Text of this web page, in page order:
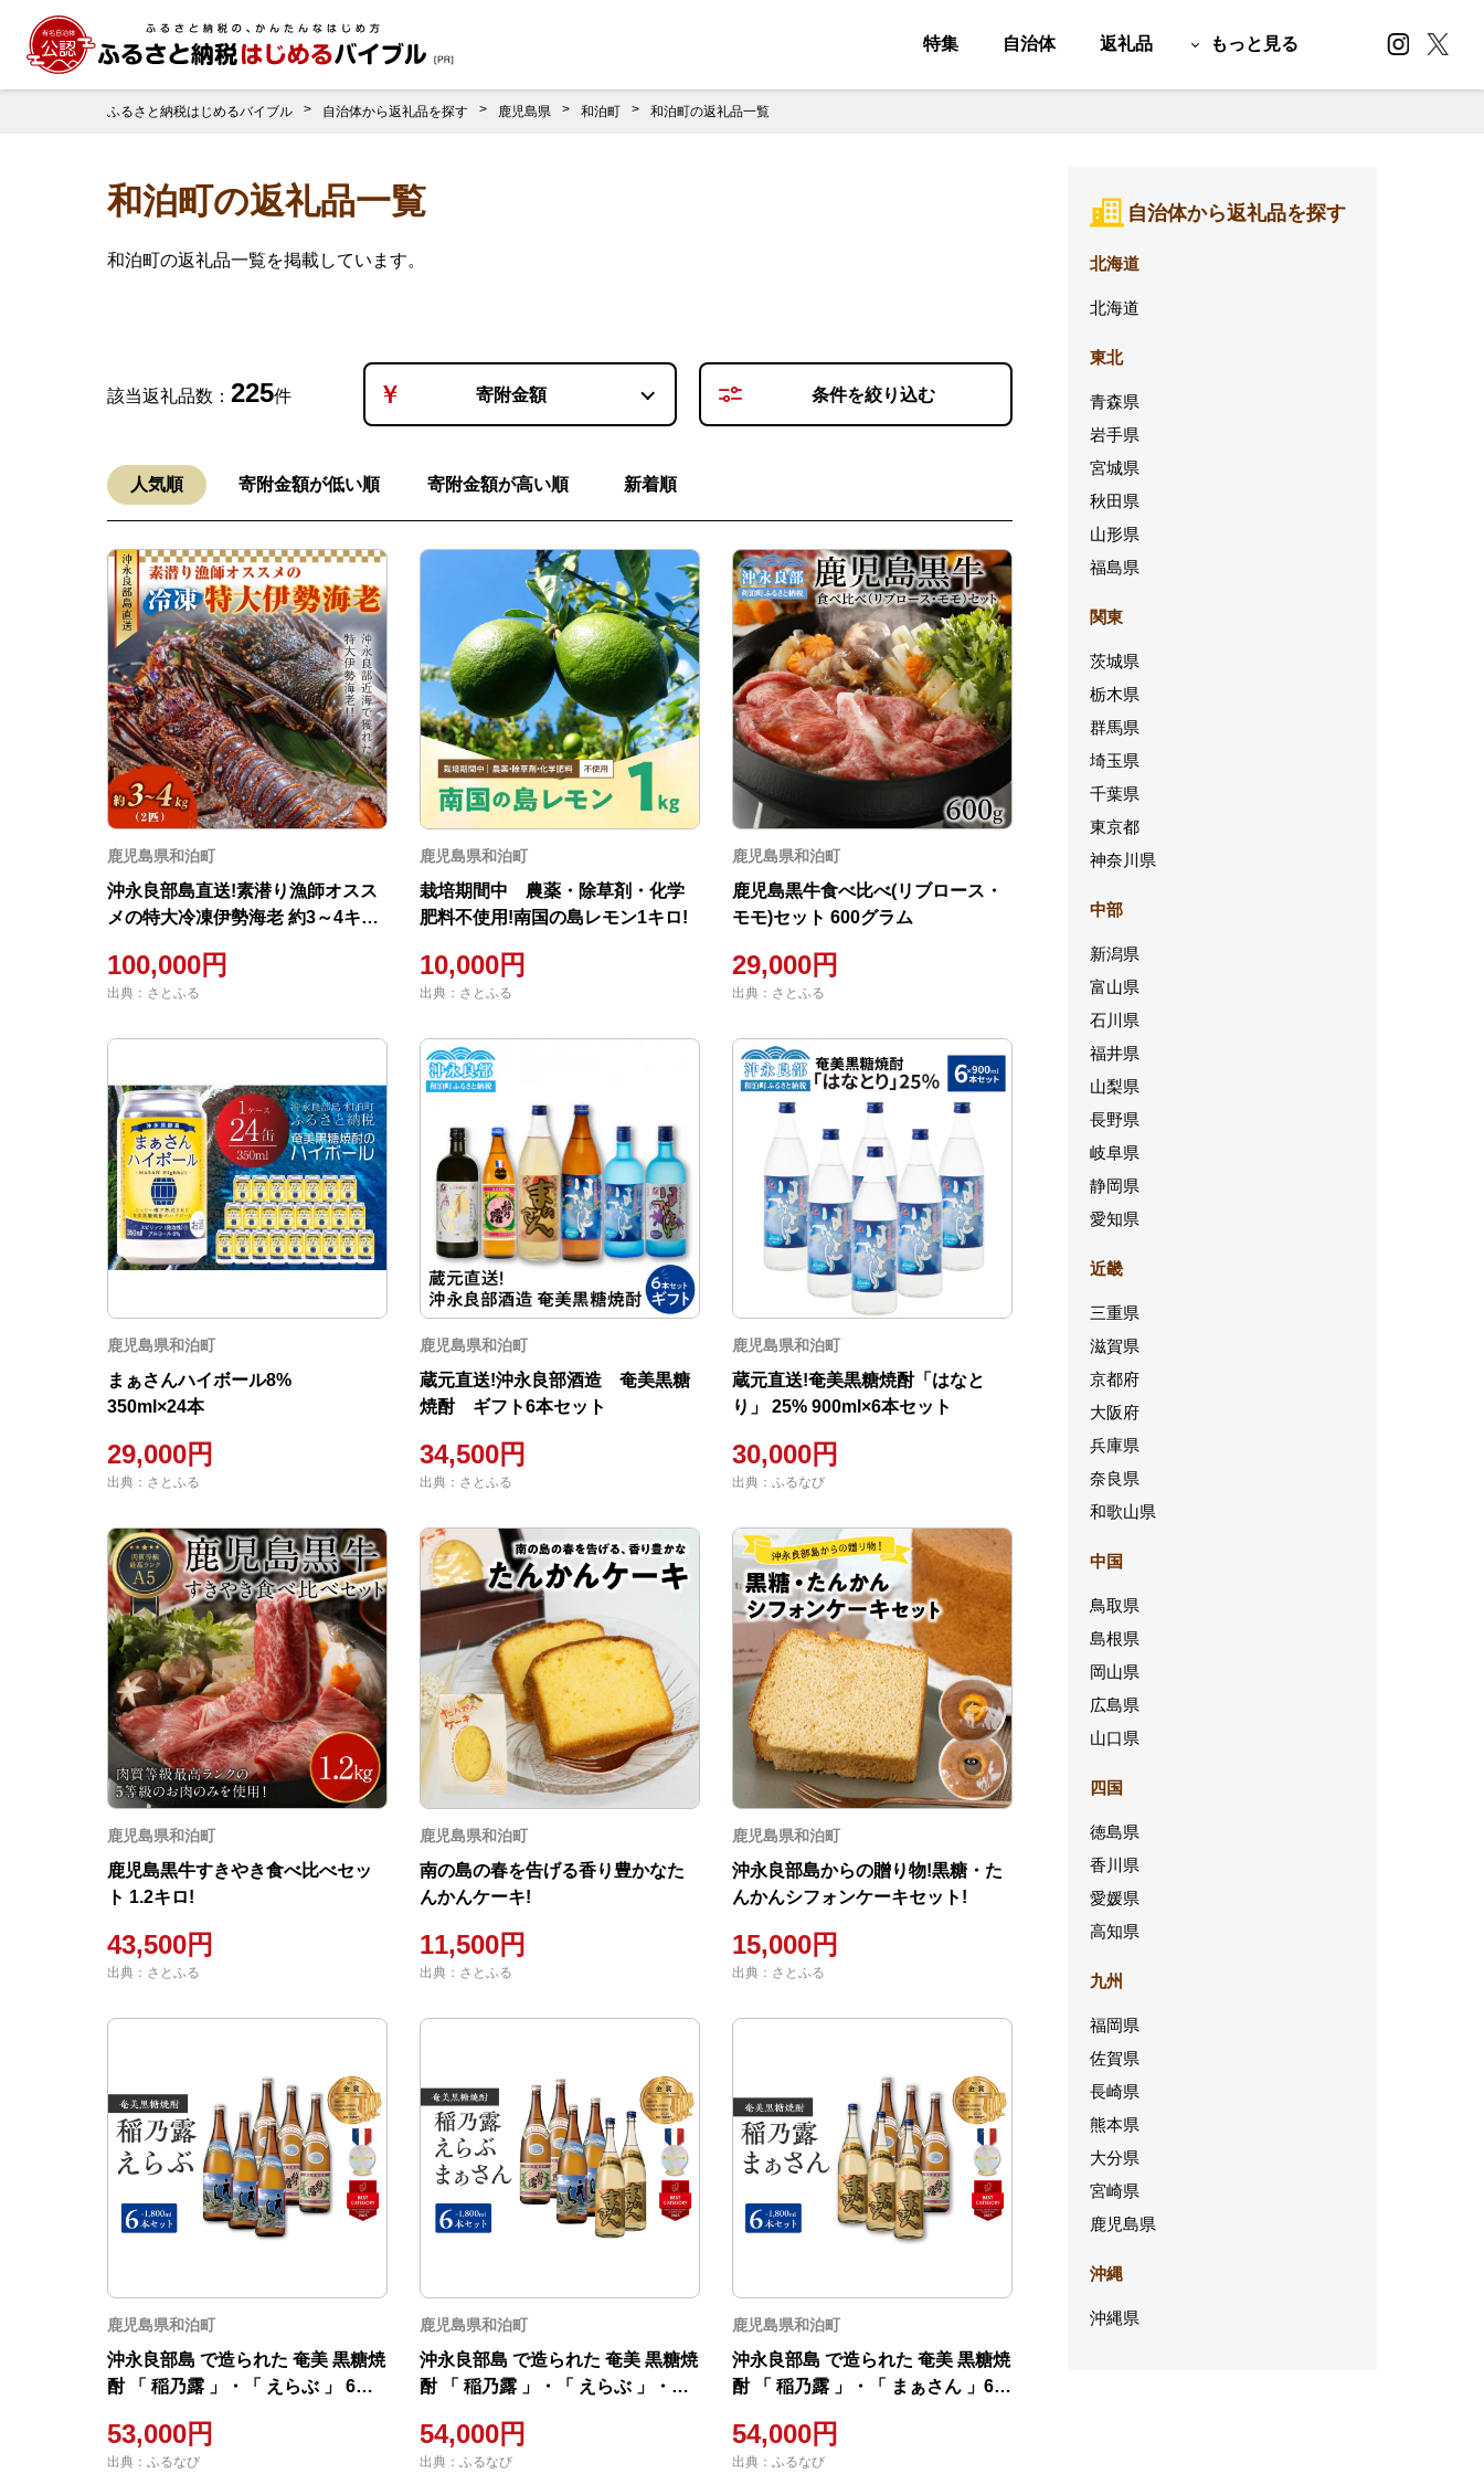
特集 自治体 返礼品 もっと見る
ふるさと納税はじめるバイブル 自治体から返礼品を探す 鹿児島県 和泊町 和泊町の返礼品一覧
和泊町の返礼品一覧
和泊町の返礼品一覧を掲載しています。
該当返礼品数： 225件 寄附金額 条件を絞り込む
人気順 寄附金額が低い順 寄附金額が高い順 新着順
鹿児島県和泊町
沖永良部島直送!素潜り漁師オスス
メの特大冷凍伊勢海老 約3～4キロ
100,000円
出典：さとふる
鹿児島県和泊町
栽培期間中 農薬・除草剤・化学
肥料不使用!南国の島レモン1キロ!
10,000円
出典：さとふる
鹿児島県和泊町
鹿児島黒牛食べ比べ(リブロース・
モモ)セット 600グラム
29,000円
出典：さとふる
鹿児島県和泊町
まぁさんハイボール8%
350ml×24本
29,000円
出典：さとふる
鹿児島県和泊町
蔵元直送!沖永良部酒造 奄美黒糖
焼酎 ギフト6本セット
34,500円
出典：さとふる
鹿児島県和泊町
蔵元直送!奄美黒糖焼酎「はなと
り」 25% 900ml×6本セット
30,000円
出典：ふるなび
鹿児島県和泊町
鹿児島黒牛すきやき食べ比べセッ
ト 1.2キロ!
43,500円
出典：さとふる
鹿児島県和泊町
南の島の春を告げる香り豊かなた
んかんケーキ!
11,500円
出典：さとふる
鹿児島県和泊町
沖永良部島からの贈り物!黒糖・た
んかんシフォンケーキセット!
15,000円
出典：さとふる
鹿児島県和泊町
沖永良部島 で造られた 奄美 黒糖焼
酎 「 稲乃露 」・「 えらぶ 」 6本
コール
53,000円
出典：ふるなび
鹿児島県和泊町
沖永良部島 で造られた 奄美 黒糖焼
酎 「 稲乃露 」・「 えらぶ 」・「
焼酎 飲料 アルコール
54,000円
出典：ふるなび
鹿児島県和泊町
沖永良部島 で造られた 奄美 黒糖焼
酎 「 稲乃露 」・「 まぁさん 」6本
コール
54,000円
出典：ふるなび
自治体から返礼品を探す
北海道
北海道
東北
青森県
岩手県
宮城県
秋田県
山形県
福島県
関東
茨城県
栃木県
群馬県
埼玉県
千葉県
東京都
神奈川県
中部
新潟県
富山県
石川県
福井県
山梨県
長野県
岐阜県
静岡県
愛知県
近畿
三重県
滋賀県
京都府
大阪府
兵庫県
奈良県
和歌山県
中国
鳥取県
島根県
岡山県
広島県
山口県
四国
徳島県
香川県
愛媛県
高知県
九州
福岡県
佐賀県
長崎県
熊本県
大分県
宮崎県
鹿児島県
沖縄
沖縄県